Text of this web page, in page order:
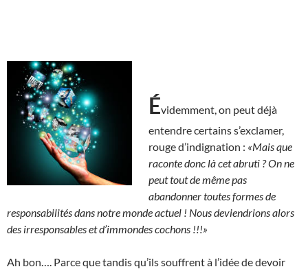
Évidemment, on peut déjà
entendre certains s’exclamer,
rouge d’indignation : «Mais que
raconte donc là cet abruti ?On ne
peut tout de même pas
abandonner toutes formes de
responsabilités dans notre monde actuel ! Nous deviendrions alors
des irresponsables et d’immondes cochons !!!»
Ah bon…. Parce que tandis qu’ils souffrent à l’idée de devoir